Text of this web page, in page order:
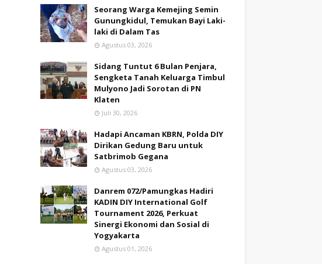
Seorang Warga Kemejing Semin
Gunungkidul, Temukan Bayi Laki-
laki di Dalam Tas
Agustus 03, 2026
Sidang Tuntut 6 Bulan Penjara,
Sengketa Tanah Keluarga Timbul
Mulyono Jadi Sorotan di PN
Klaten
Juli 30, 2026
Hadapi Ancaman KBRN, Polda DIY
Dirikan Gedung Baru untuk
Satbrimob Gegana
Agustus 03, 2026
Danrem 072/Pamungkas Hadiri
KADIN DIY International Golf
Tournament 2026, Perkuat
Sinergi Ekonomi dan Sosial di
Yogyakarta
Agustus 01, 2026